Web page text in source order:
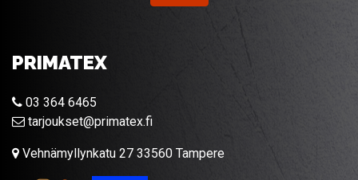
PRIMATEX
03 364 6465
tarjoukset@primatex.fi
Vehnämyllynkatu 27 33560 Tampere